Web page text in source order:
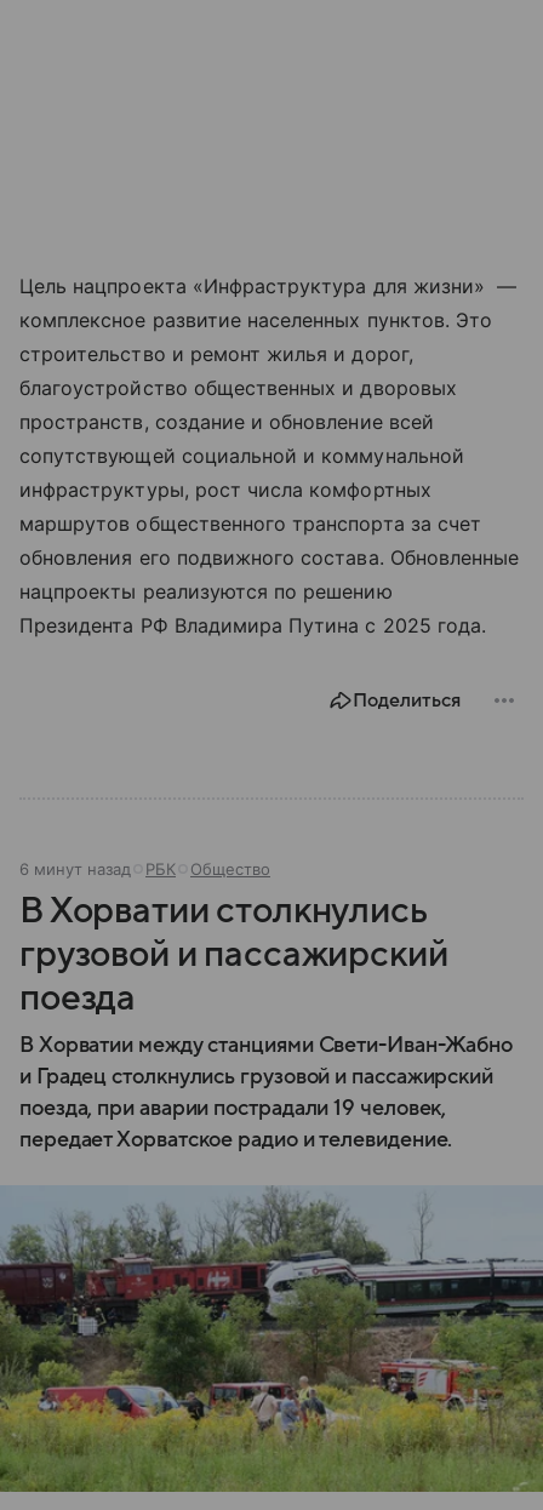
Цель нацпроекта «Инфраструктура для жизни» —
комплексное развитие населенных пунктов. Это
строительство и ремонт жилья и дорог,
благоустройство общественных и дворовых
пространств, создание и обновление всей
сопутствующей социальной и коммунальной
инфраструктуры, рост числа комфортных
маршрутов общественного транспорта за счет
обновления его подвижного состава. Обновленные
нацпроекты реализуются по решению
Президента РФ Владимира Путина с 2025 года.
Поделиться
6 минут назад РБК Общество
В Хорватии столкнулись
грузовой и пассажирский
поезда
В Хорватии между станциями Свети-Иван-Жабно
и Градец столкнулись грузовой и пассажирский
поезда, при аварии пострадали 19 человек,
передает Хорватское радио и телевидение.